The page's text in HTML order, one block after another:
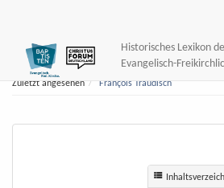
Historisches Lexikon
Evangelisch-
Zuletzt angesehen François Traudisch